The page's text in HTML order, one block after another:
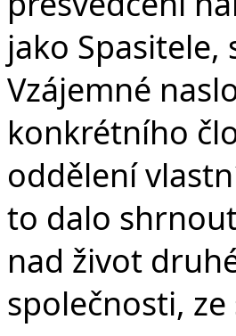
jako Spasitele,
Vzájemné
konkrétního
oddělení
to dalo
nad život
společnosti, ze